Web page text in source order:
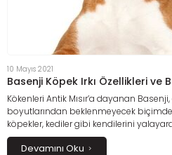
10 Mayıs 2021
Basenji Köpek Irkı Özellikleri ve
Kökenleri Antik Mısır’a dayanan
boyutlarından beklenmeyecek
köpekler, kediler gibi kendilerini
çekerler.
Devamını Oku